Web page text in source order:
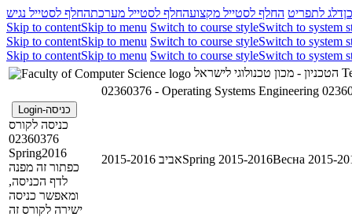
דלג לתפריט החלף לסטייל מקצועהחלף לסטייל מערכתהחלף לסטייל נגיש
Skip to contentSkip to menu Switch to course styleSwitch to system
Skip to contentSkip to menu Switch to course styleSwitch to system
Skip to contentSkip to menu Switch to course styleSwitch to system
02360376 - Operating Systems Engineering
כניסה-Login
כניסה לקורס
02360376
Spring2016
כפתור זה מפנה
לדף הכניסה,
ומאפשר כניסה
ישירה לקורס זה
אביב 2015-2016Spring 2015-2016Весна 2015-